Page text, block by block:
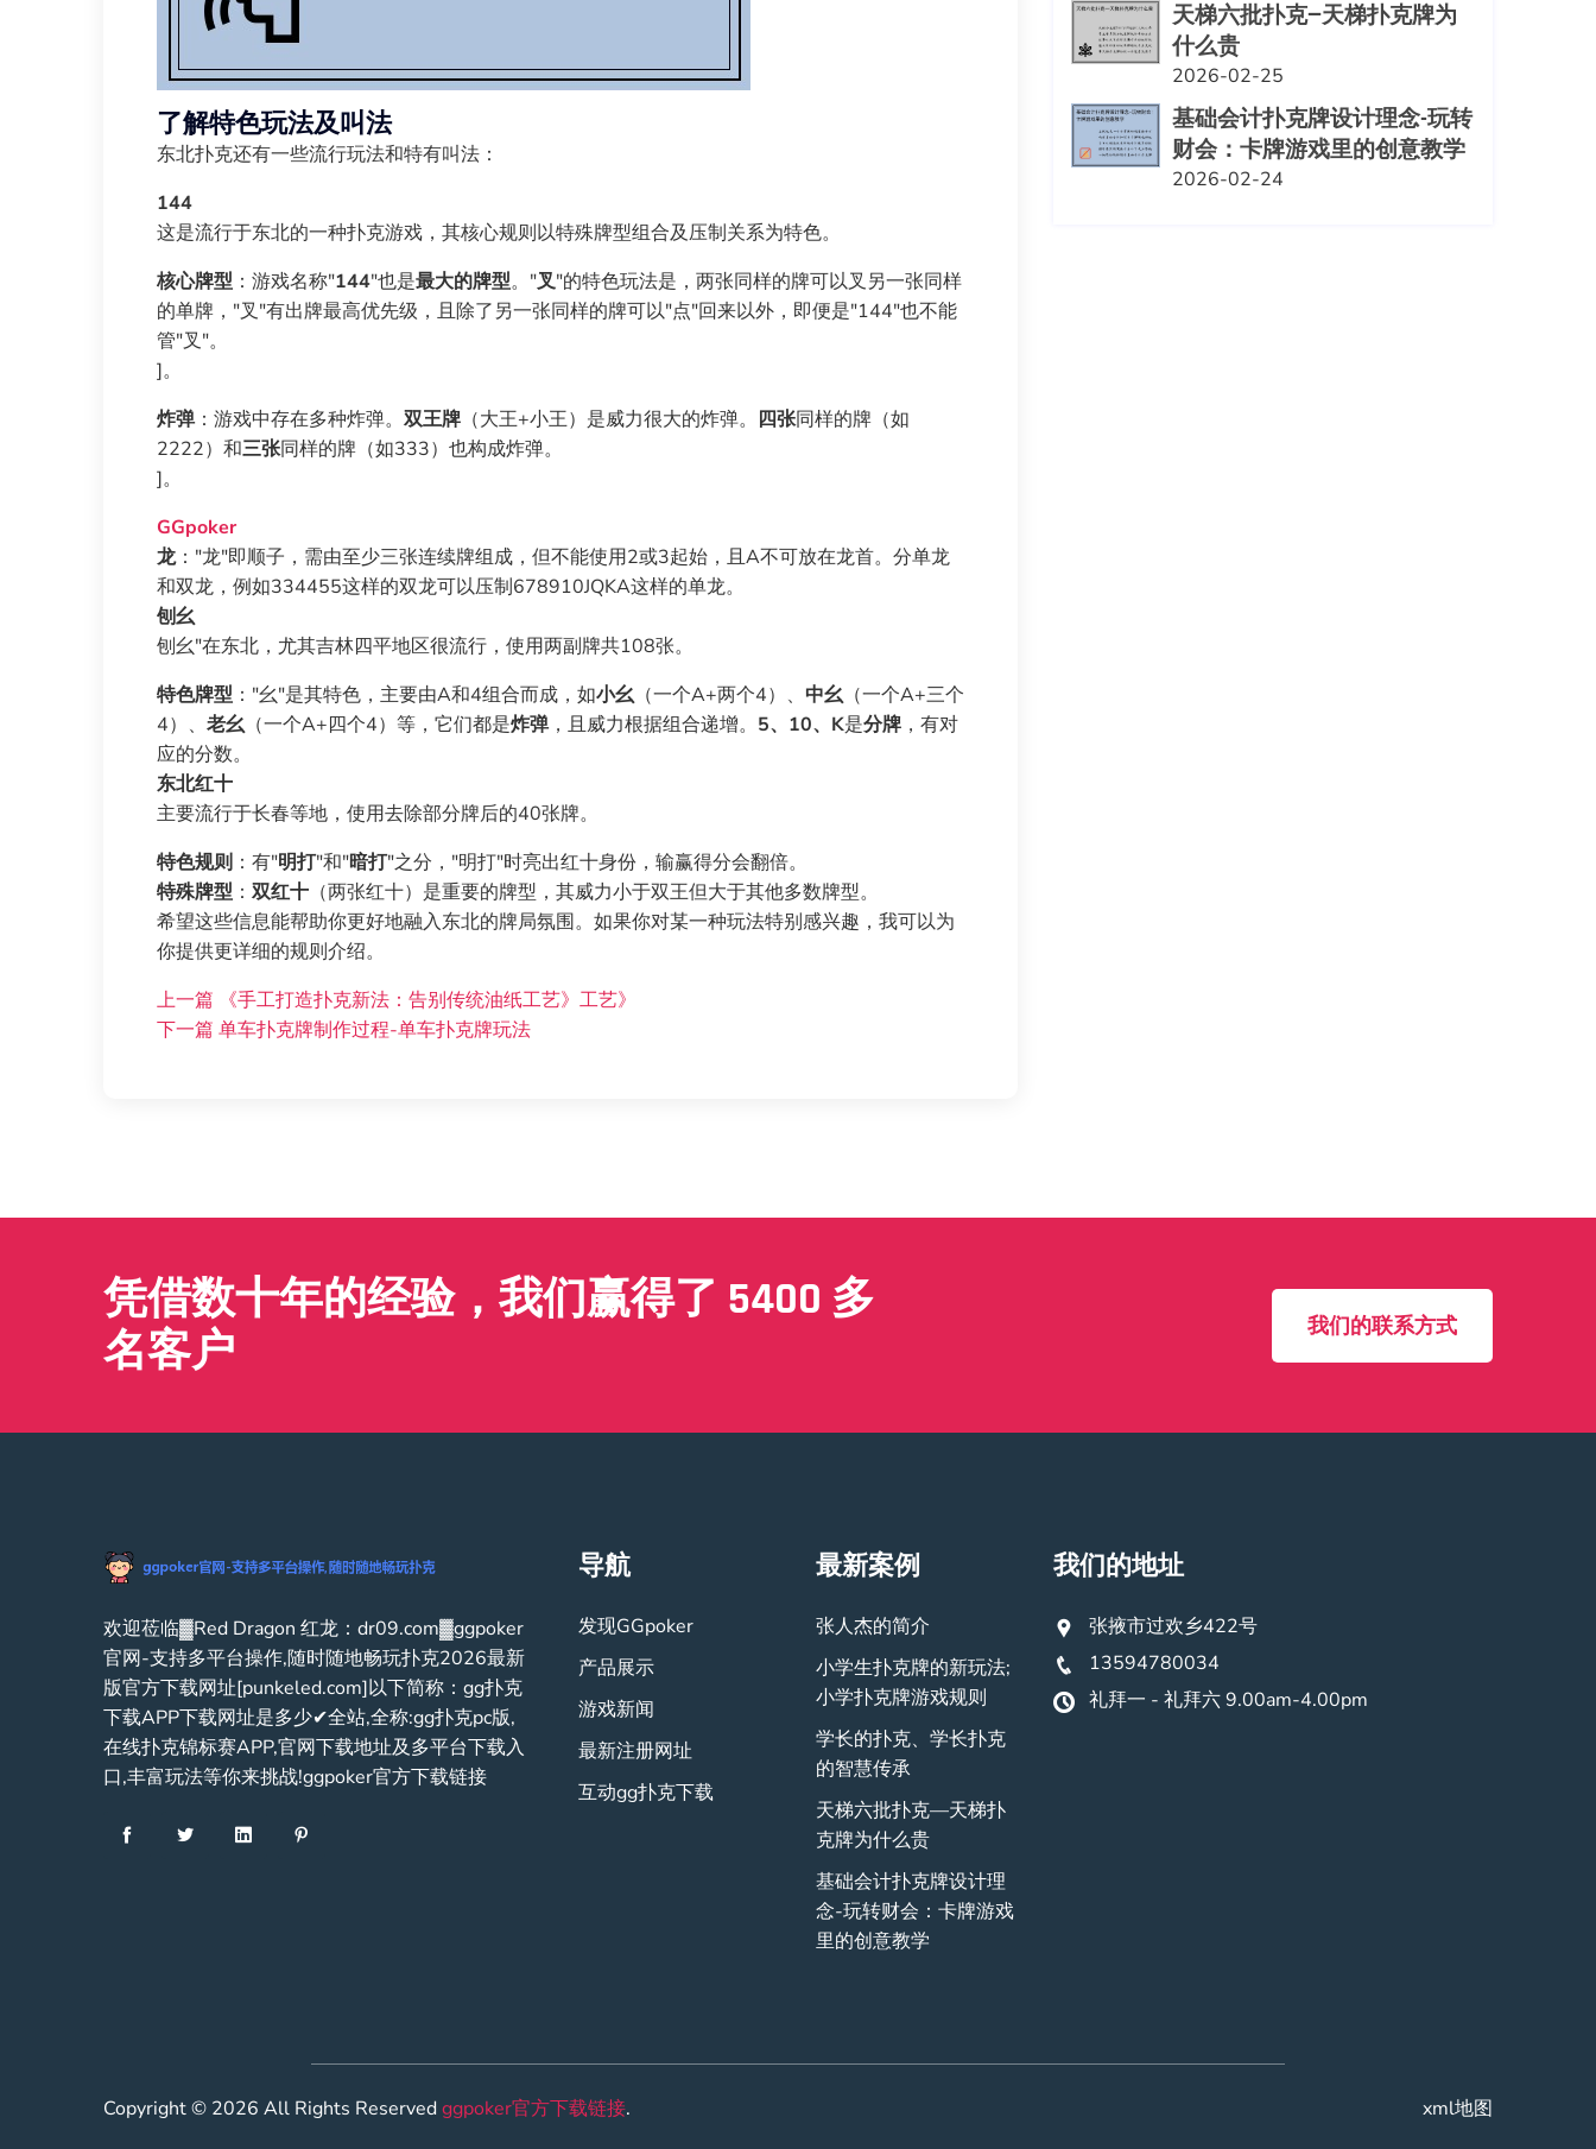
了解特色玩法及叫法
东北扑克还有一些流行玩法和特有叫法：
144
这是流行于东北的一种扑克游戏，其核心规则以特殊牌型组合及压制关系为特色。
核心牌型 ：游戏名称"144"也是最大的牌型。"叉"的特色玩法是，两张同样的牌可以叉另一张同样
的单牌，"叉"有出牌最高优先级，且除了另一张同样的牌可以"点"回来以外，即便是"144"也不能
管"叉"。
]。
炸弹：游戏中存在多种炸弹。 双王牌 （大王+小王）是威力很大的炸弹。 四张同样的牌（如
2222）和三张同样的牌（如333）也构成炸弹。
]。
GGpoker
龙："龙"即顺子，需由至少三张连续牌组成，但不能使用2或3起始，且A不可放在龙首。分单龙
和双龙，例如334455这样的双龙可以压制678910JQKA这样的单龙。
刨幺
刨幺"在东北，尤其吉林四平地区很流行，使用两副牌共108张。
特色牌型 ："幺"是其特色，主要由A和4组合而成，如小幺（一个A+两个4）、 中幺（一个A+三个
4）、 老幺（一个A+四个4）等，它们都是炸弹，且威力根据组合递增。 5、10、K是分牌 ，有对
应的分数。
东北红十
主要流行于长春等地，使用去除部分牌后的40张牌。
特色规则 ：有"明打"和"暗打"之分，"明打"时亮出红十身份，输赢得分会翻倍。
特殊牌型 ： 双红十 （两张红十）是重要的牌型，其威力小于双王但大于其他多数牌型。
希望这些信息能帮助你更好地融入东北的牌局氛围。如果你对某一种玩法特别感兴趣，我可以为
你提供更详细的规则介绍。
上一篇
《手工打造扑克新法：告别传统油纸工艺》工艺》
下一篇 单车扑克牌制作过程-单车扑克牌玩法
天梯六批扑克—天梯扑克牌为
什么贵
2026-02-25
基础会计扑克牌设计理念-玩转
财会：卡牌游戏里的创意教学
2026-02-24
凭借数十年的经验，我们赢得了 5400 多
名客户
我们的联系方式
欢迎莅临▓Red Dragon 红龙：dr09.com▓ggpoker
官网-支持多平台操作,随时随地畅玩扑克2026最新
版官方下载网址[punkeled.com]以下简称：gg扑克
下载APP下载网址是多少✔全站,全称:gg扑克pc版,
在线扑克锦标赛APP,官网下载地址及多平台下载入
口,丰富玩法等你来挑战!ggpoker官方下载链接
导航
发现GGpoker
产品展示
游戏新闻
最新注册网址
互动gg扑克下载
最新案例
张人杰的简介
小学生扑克牌的新玩法;
小学扑克牌游戏规则
学长的扑克、学长扑克
的智慧传承
天梯六批扑克—天梯扑
克牌为什么贵
基础会计扑克牌设计理
念-玩转财会：卡牌游戏
里的创意教学
我们的地址
张掖市过欢乡422号
13594780034
礼拜一 - 礼拜六 9.00am-4.00pm
Copyright © 2026 All Rights Reservedggpoker官方下载链接. xml地图